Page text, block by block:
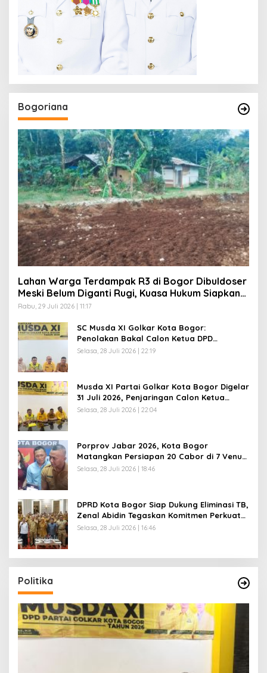
Bogoriana
Lahan Warga Terdampak R3 di Bogor Dibuldoser
Meski Belum Diganti Rugi, Kuasa Hukum Siapkan
Langkah Hukum
Rabu, 29 Juli 2026 | 11:17
SC Musda XI Golkar Kota Bogor:
Penolakan Bakal Calon Ketua DPD
Prematur, Pendaftaran Belum Dibuka
Selasa, 28 Juli 2026 | 22:19
Musda XI Partai Golkar Kota Bogor Digelar
31 Juli 2026, Penjaringan Calon Ketua
Resmi Dibuka
Selasa, 28 Juli 2026 | 22:04
Porprov Jabar 2026, Kota Bogor
Matangkan Persiapan 20 Cabor di 7 Venue,
Hotel Mulai Penuh Dipesan
Selasa, 28 Juli 2026 | 18:46
DPRD Kota Bogor Siap Dukung Eliminasi TB,
Zenal Abidin Tegaskan Komitmen Perkuat
Program Kesehatan
Selasa, 28 Juli 2026 | 16:46
Politika